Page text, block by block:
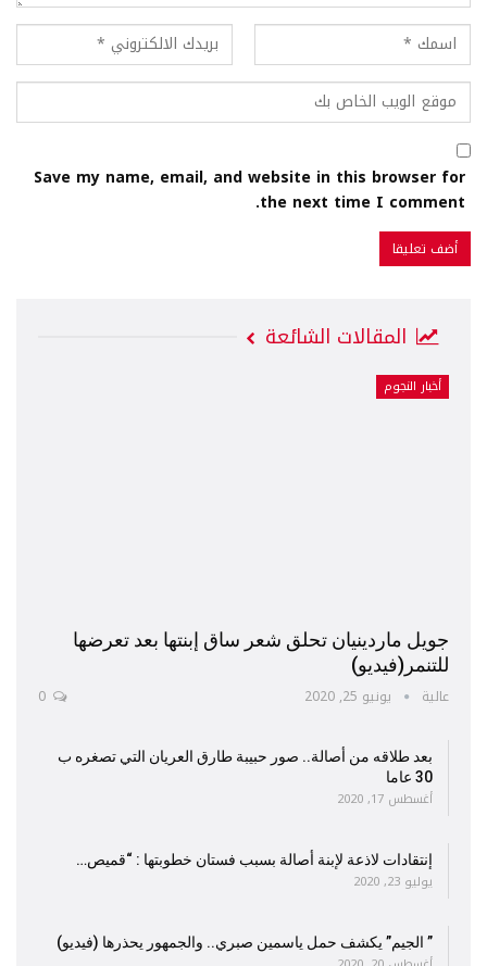
Save my name, email, and website in this browser for
the next time I comment.
المقالات الشائعة
أخبار النجوم
جويل ماردينيان تحلق شعر ساق إبنتها بعد تعرضها
للتنمر(فيديو)
عالية يونيو 25, 2020
بعد طلاقه من أصالة.. صور حبيبة طارق العريان التي تصغره ب
30 عاما
أغسطس 17, 2020
إنتقادات لاذعة لإبنة أصالة بسبب فستان خطوبتها : “قميص…
يوليو 23, 2020
” الجيم” يكشف حمل ياسمين صبري.. والجمهور يحذرها (فيديو)